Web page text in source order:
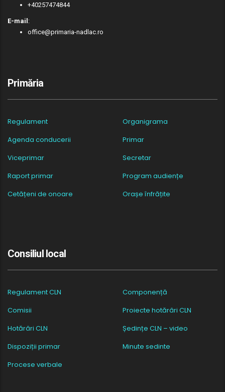
+40257474844
E-mail:
office@primaria-nadlac.ro
Primăria
Regulament
Organigrama
Agenda conducerii
Primar
Viceprimar
Secretar
Raport primar
Program audiențe
Cetățeni de onoare
Orașe înfrățite
Consiliul local
Regulament CLN
Componență
Comisii
Proiecte hotărâri CLN
Hotărâri CLN
Ședințe CLN – video
Dispoziții primar
Minute sedinte
Procese verbale